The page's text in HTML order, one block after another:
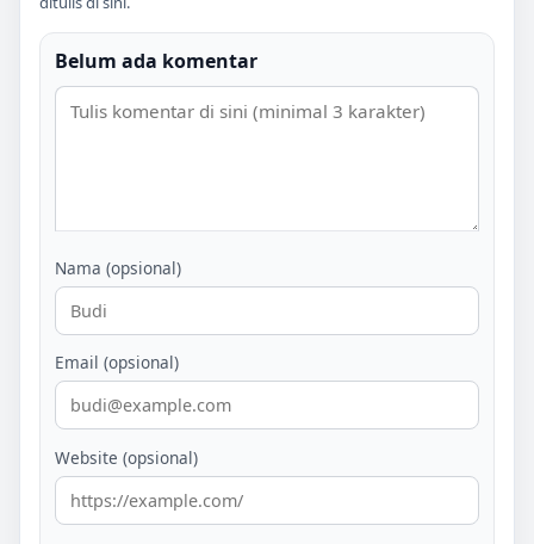
Belum ada komentar
Nama (opsional)
Email (opsional)
Website (opsional)